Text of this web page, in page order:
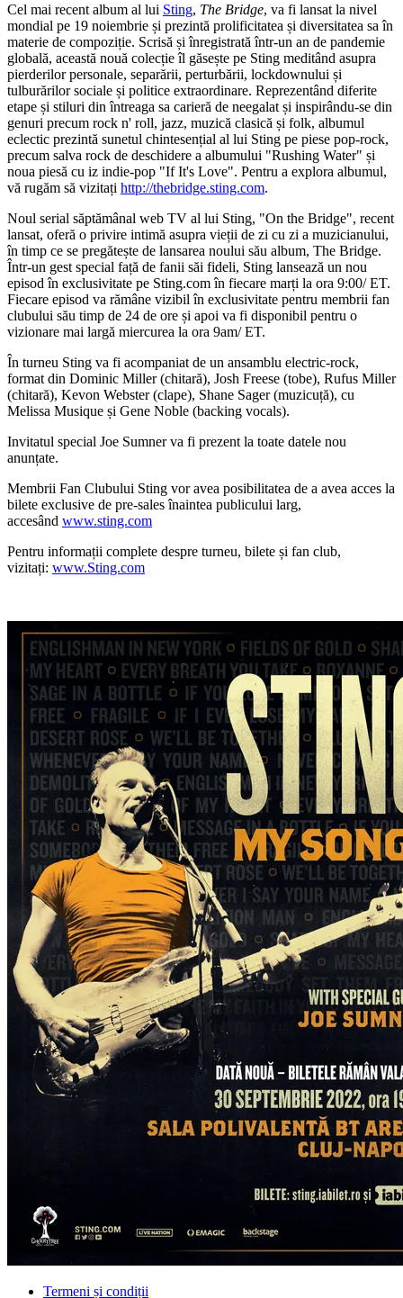
Cel mai recent album al lui Sting, The Bridge, va fi lansat la nivel
mondial pe 19 noiembrie și prezintă prolificitatea și diversitatea sa în
materie de compoziție. Scrisă și înregistrată într-un an de pandemie
globală, această nouă colecție îl găsește pe Sting meditând asupra
pierderilor personale, separării, perturbării, lockdownului și
tulburărilor sociale și politice extraordinare. Reprezentând diferite
etape și stiluri din întreaga sa carieră de neegalat și inspirându-se din
genuri precum rock n' roll, jazz, muzică clasică și folk, albumul
eclectic prezintă sunetul chintesențial al lui Sting pe piese pop-rock,
precum salva rock de deschidere a albumului "Rushing Water" și
noua piesă cu iz indie-pop "If It's Love". Pentru a explora albumul,
vă rugăm să vizitați http://thebridge.sting.com.
Noul serial săptămânal web TV al lui Sting, "On the Bridge", recent
lansat, oferă o privire intimă asupra vieții de zi cu zi a muzicianului,
în timp ce se pregătește de lansarea noului său album, The Bridge.
Într-un gest special față de fanii săi fideli, Sting lansează un nou
episod în exclusivitate pe Sting.com în fiecare marți la ora 9:00/ ET.
Fiecare episod va rămâne vizibil în exclusivitate pentru membrii fan
clubului său timp de 24 de ore și apoi va fi disponibil pentru o
vizionare mai largă miercurea la ora 9am/ ET.
În turneu Sting va fi acompaniat de un ansamblu electric-rock,
format din Dominic Miller (chitară), Josh Freese (tobe), Rufus Miller
(chitară), Kevon Webster (clape), Shane Sager (muzicuță), cu
Melissa Musique și Gene Noble (backing vocals).
Invitatul special Joe Sumner va fi prezent la toate datele nou
anunțate.
Membrii Fan Clubului Sting vor avea posibilitatea de a avea acces la
bilete exclusive de pre-sales înaintea publicului larg,
accesând www.sting.com
Pentru informații complete despre turneu, bilete și fan club,
vizitați: www.Sting.com
Termeni și condiții